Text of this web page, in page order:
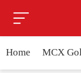
Home MCX